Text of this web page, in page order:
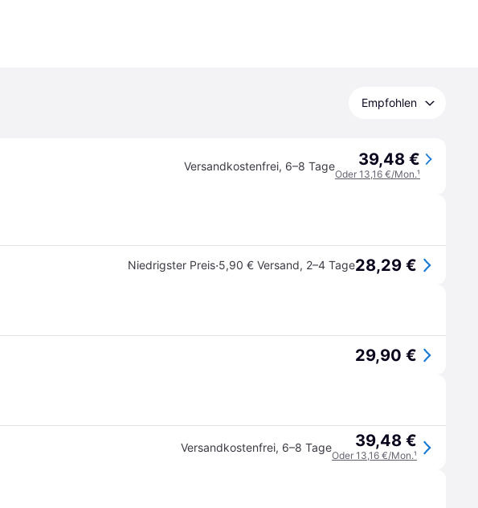
Empfohlen
Versandkostenfrei, 6–8 Tage 39,48 €
Oder 13,16 €/Mon.¹
Niedrigster Preis·5,90 € Versand, 2–4 Tage28,29 €
29,90 €
Versandkostenfrei, 6–8 Tage 39,48 €
Oder 13,16 €/Mon.¹